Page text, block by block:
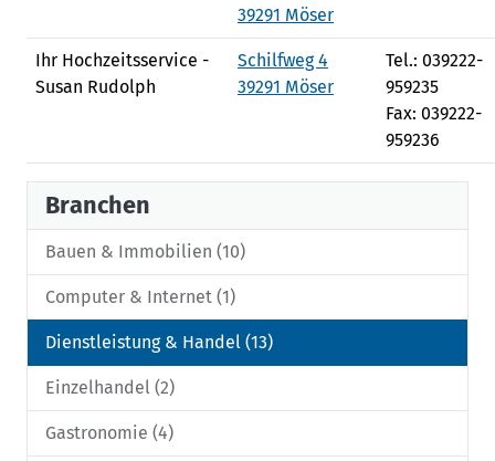
39291 Möser
Ihr Hochzeitsservice -
Susan Rudolph
Schilfweg 4
39291 Möser
Tel.: 039222-
959235
Fax: 039222-
959236
Branchen
Bauen & Immobilien (10)
Computer & Internet (1)
Dienstleistung & Handel (13)
Einzelhandel (2)
Gastronomie (4)